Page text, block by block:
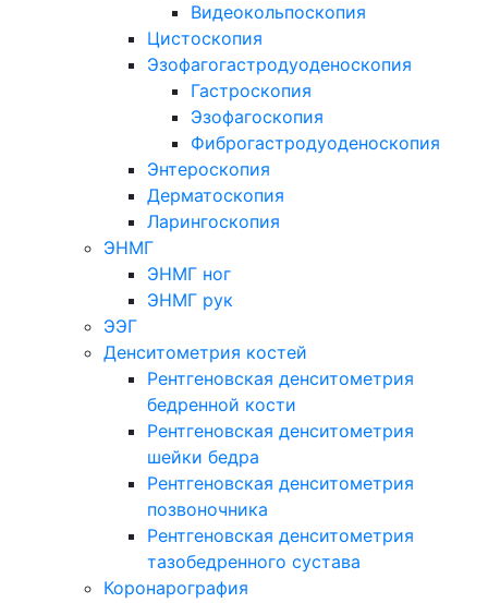
Видеокольпоскопия
Цистоскопия
Эзофагогастродуоденоскопия
Гастроскопия
Эзофагоскопия
Фиброгастродуоденоскопия
Энтероскопия
Дерматоскопия
Ларингоскопия
ЭНМГ
ЭНМГ ног
ЭНМГ рук
ЭЭГ
Денситометрия костей
Рентгеновская денситометрия
бедренной кости
Рентгеновская денситометрия
шейки бедра
Рентгеновская денситометрия
позвоночника
Рентгеновская денситометрия
тазобедренного сустава
Коронарография